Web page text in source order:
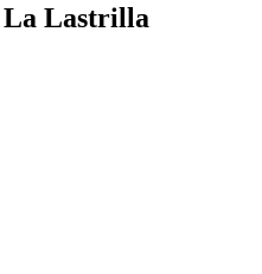
La Lastrilla